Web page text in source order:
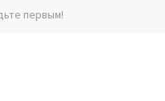
первым!